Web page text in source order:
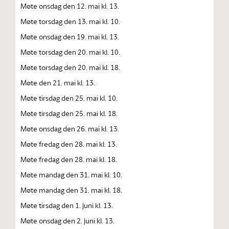
Møte onsdag den 12. mai kl. 13.
Møte torsdag den 13. mai kl. 10.
Møte onsdag den 19. mai kl. 13.
Møte torsdag den 20. mai kl. 10.
Møte torsdag den 20. mai kl. 18.
Møte den 21. mai kl. 13.
Møte tirsdag den 25. mai kl. 10.
Møte tirsdag den 25. mai kl. 18.
Møte onsdag den 26. mai kl. 13.
Møte fredag den 28. mai kl. 13.
Møte fredag den 28. mai kl. 18.
Møte mandag den 31. mai kl. 10.
Møte mandag den 31. mai kl. 18.
Møte tirsdag den 1. juni kl. 13.
Møte onsdag den 2. juni kl. 13.